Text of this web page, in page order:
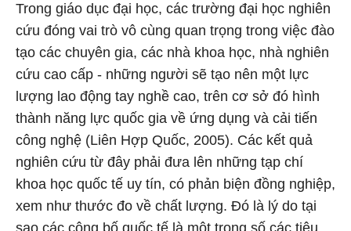
Trong giáo dục đại học, các trường đại học nghiên
cứu đóng vai trò vô cùng quan trọng trong việc đào
tạo các chuyên gia, các nhà khoa học, nhà nghiên
cứu cao cấp - những người sẽ tạo nên một lực
lượng lao động tay nghề cao, trên cơ sở đó hình
thành năng lực quốc gia về ứng dụng và cải tiến
công nghệ (Liên Hợp Quốc, 2005). Các kết quả
nghiên cứu từ đây phải đưa lên những tạp chí
khoa học quốc tế uy tín, có phản biện đồng nghiệp,
xem như thước đo về chất lượng. Đó là lý do tại
sao các công bố quốc tế là một trong số các tiêu